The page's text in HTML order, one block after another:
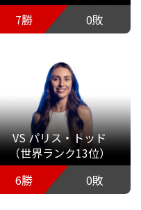
7勝
0敗
VS パリス・トッド
（世界ランク13位）
6勝
0敗